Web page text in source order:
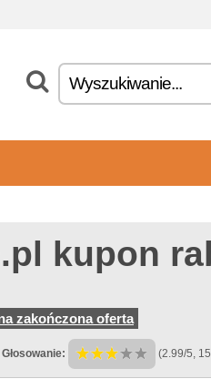
kupon
zakończona oferta
Głosowanie: (2.99/5,